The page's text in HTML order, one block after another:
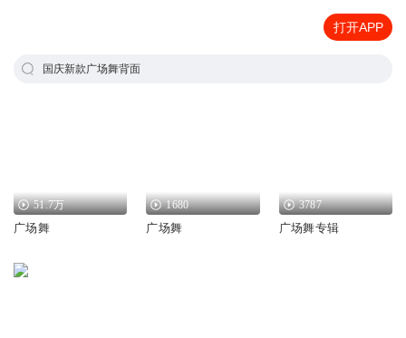
打开APP
国庆新款广场舞背面
51.7万
广场舞
1680
广场舞
3787
广场舞专辑